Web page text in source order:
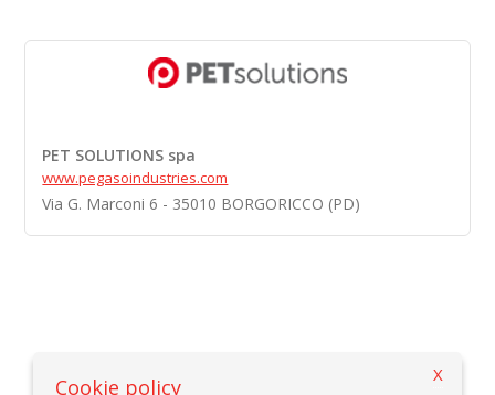
PET SOLUTIONS spa
www.pegasoindustries.com
Via G. Marconi 6 - 35010 BORGORICCO (PD)
Cookie policy X